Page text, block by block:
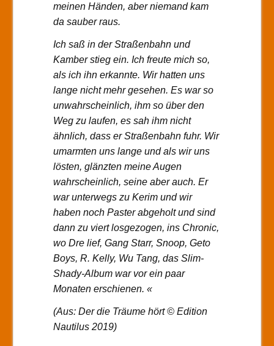
meinen Händen, aber niemand kam
da sauber raus.
Ich saß in der Straßenbahn und
Kamber stieg ein. Ich freute mich so,
als ich ihn erkannte. Wir hatten uns
lange nicht mehr gesehen. Es war so
unwahrscheinlich, ihm so über den
Weg zu laufen, es sah ihm nicht
ähnlich, dass er Straßenbahn fuhr. Wir
umarmten uns lange und als wir uns
lösten, glänzten meine Augen
wahrscheinlich, seine aber auch. Er
war unterwegs zu Kerim und wir
haben noch Paster abgeholt und sind
dann zu viert losgezogen, ins Chronic,
wo Dre lief, Gang Starr, Snoop, Geto
Boys, R. Kelly, Wu Tang, das Slim-
Shady-Album war vor ein paar
Monaten erschienen. «
(Aus: Der die Träume hört © Edition
Nautilus 2019)